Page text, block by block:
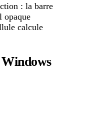
: la barre
opaque
calcule